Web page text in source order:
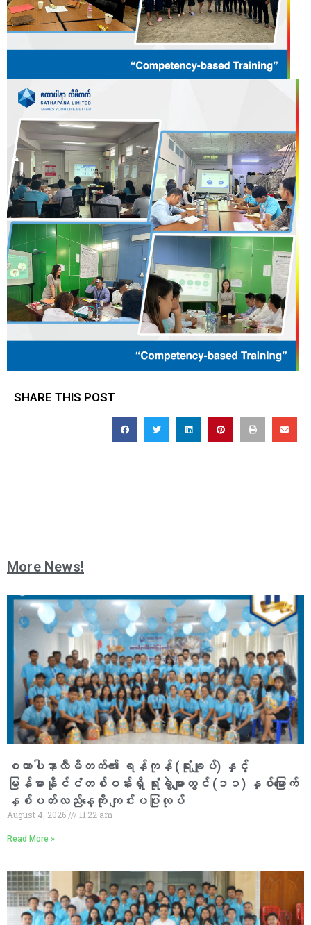
SHARE THIS POST
More News!
စထာပါနာလီမိတက်၏ ရန်ကုန် (ရုံးချုပ်) နှင့်
မြန်မာနိုင်ငံတစ်ဝန်းရှိ ရုံးခွဲများတွင် (၁၁) နှစ်မြောက်
နှစ်ပတ်လည်နေ့ကို ကျင်းပပြုလုပ်
August 4, 2026 11:22 am
Read More »